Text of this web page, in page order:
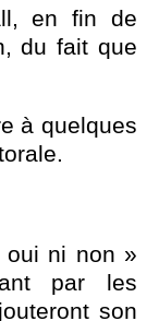
en fin de
du fait que
à quelques
oui ni non »
par les
son